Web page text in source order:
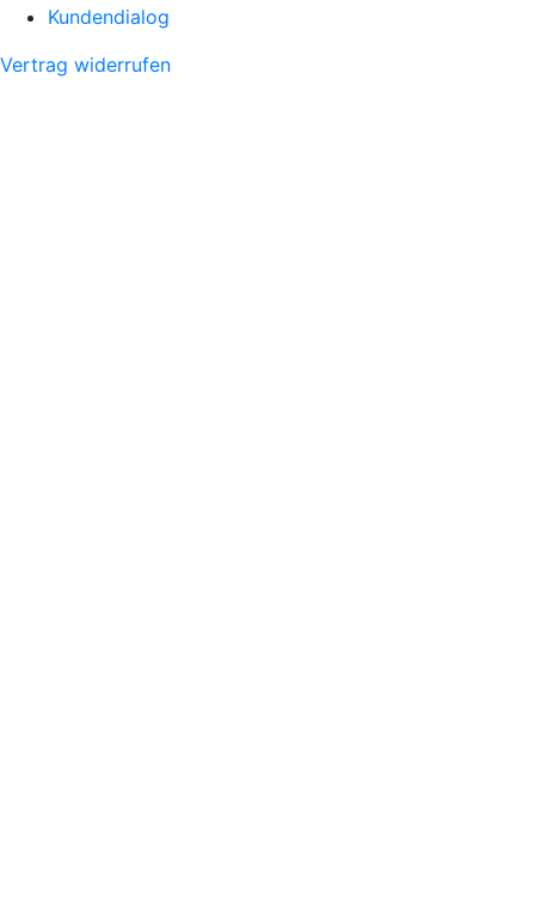
Kundendialog
Vertrag widerrufen